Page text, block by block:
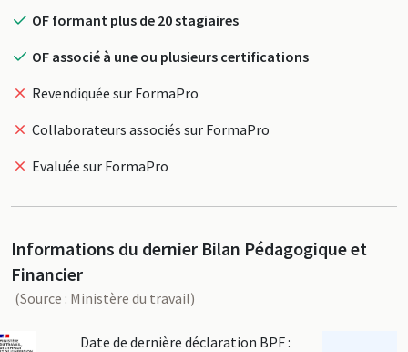
OF formant plus de 20 stagiaires
OF associé à une ou plusieurs certifications
Revendiquée sur FormaPro
Collaborateurs associés sur FormaPro
Evaluée sur FormaPro
Informations du dernier Bilan Pédagogique et
Financier
(Source : Ministère du travail)
Date de dernière déclaration BPF :